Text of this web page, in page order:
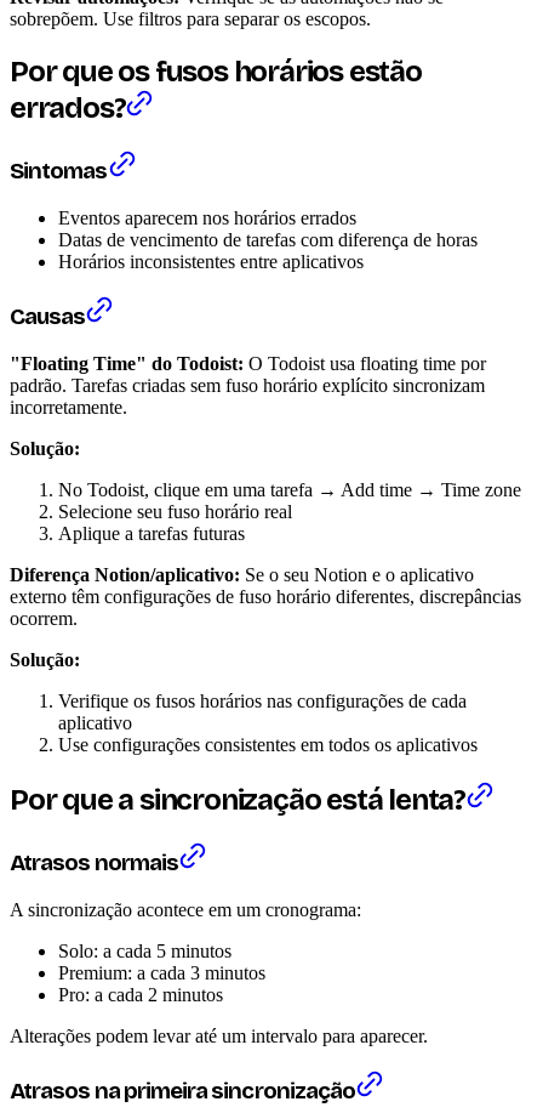
sobrepõem. Use filtros para separar os escopos.
Por que os fusos horários estão
errados?
Sintomas
Eventos aparecem nos horários errados
Datas de vencimento de tarefas com diferença de horas
Horários inconsistentes entre aplicativos
Causas
"Floating Time" do Todoist: O Todoist usa floating time por
padrão. Tarefas criadas sem fuso horário explícito sincronizam
incorretamente.
Solução:
No Todoist, clique em uma tarefa → Add time → Time zone
Selecione seu fuso horário real
Aplique a tarefas futuras
Diferença Notion/aplicativo: Se o seu Notion e o aplicativo
externo têm configurações de fuso horário diferentes, discrepâncias
ocorrem.
Solução:
Verifique os fusos horários nas configurações de cada
aplicativo
Use configurações consistentes em todos os aplicativos
Por que a sincronização está lenta?
Atrasos normais
A sincronização acontece em um cronograma:
Solo: a cada 5 minutos
Premium: a cada 3 minutos
Pro: a cada 2 minutos
Alterações podem levar até um intervalo para aparecer.
Atrasos na primeira sincronização